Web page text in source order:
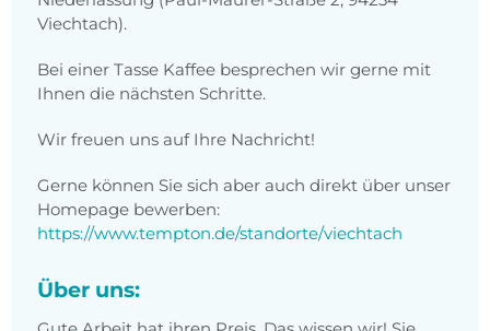
Viechtach).
Bei einer Tasse Kaffee besprechen wir gerne mit
Ihnen die nächsten Schritte.
Wir freuen uns auf Ihre Nachricht!
Gerne können Sie sich aber auch direkt über unser
Homepage bewerben:
https://www.tempton.de/standorte/viechtach
Über uns: